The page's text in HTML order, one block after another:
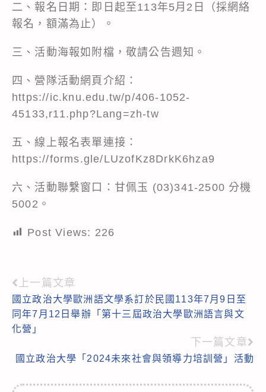
二、報名日期：即日起至113年5月2日（採網絡
報名，額滿為止）。
三、活動海報如附檔，敬請公告週知。
四、營隊活動網頁介紹：
https://ic.knu.edu.tw/p/406-1052-
45133,r11.php?Lang=zh-tw
五、線上報名表單連接：
https://forms.gle/LUzofKz8DrkK6hza9
六、活動聯繫窗口：甘佩玉 (03)341-2500 分機
5002。
Post Views: 226
Read
more
articles
上一篇文章
國立政治大學歐洲語文學系訂於民國113年7月9日至
同年7月12日舉辦「第十三屆政治大學歐洲語言與文
化營」
下一篇文章
國立政治大學「2024未來社會與領導力培訓營」活動